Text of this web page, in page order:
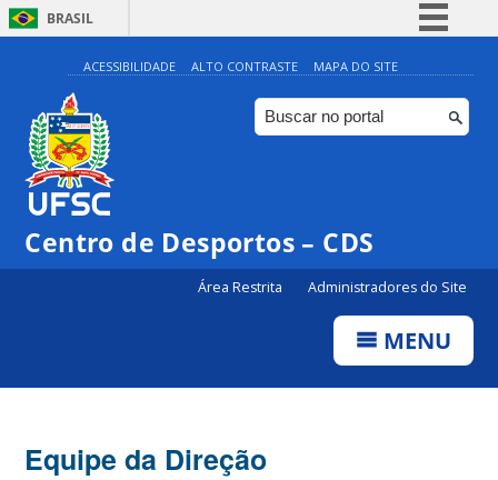
BRASIL
Simplifique!
Comunica BR
Participe
Canais
ACESSIBILIDADE ALTO CONTRASTE MAPA DO SITE
Centro de Desportos – CDS
Área Restrita Administradores do Site
MENU
Equipe da Direção